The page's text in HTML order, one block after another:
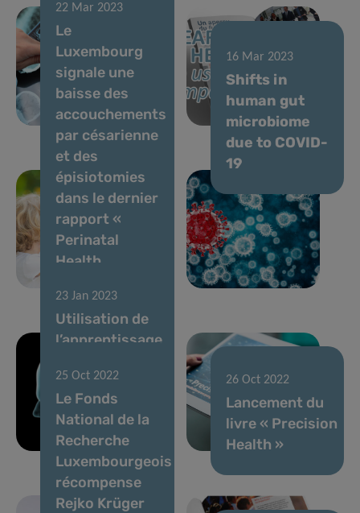
Un nouveau
test sanguin
pour le
diagnostic des
maladies
neurodégénératives
29 Mar 2023
Téléchargez la
Fundraising
Newsletter !
22 Mar 2023
Le
Luxembourg
signale une
baisse des
accouchements
par césarienne
et des
épisiotomies
dans le dernier
rapport «
Perinatal
Health
16 Mar 2023
Shifts in
human gut
microbiome
due to COVID-
19
23 Jan 2023
Utilisation de
l’apprentissage
pour prédire
les maladies
d’Alzheimer et
de Parkinson
26 Oct 2022
Lancement du
livre « Precision
Health »
25 Oct 2022
Le Fonds
National de la
Recherche
Luxembourgeois
récompense
Rejko Krüger